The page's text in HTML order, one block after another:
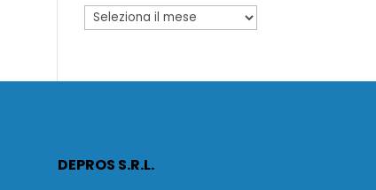
DEPROS S.R.L.